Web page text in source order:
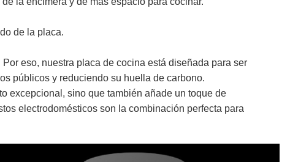
de la placa.
eso, nuestra placa de cocina está diseñada para ser
públicos y reduciendo su huella de carbono.
excepcional, sino que también añade un toque de
electrodomésticos son la combinación perfecta para